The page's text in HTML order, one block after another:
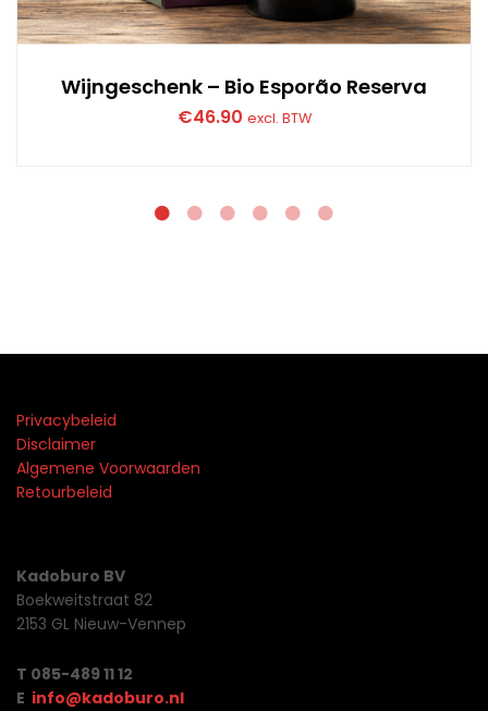
Wijngeschenk – Bio Esporão Reserva
€46.90 excl. BTW
Privacybeleid
Disclaimer
Algemene Voorwaarden
Retourbeleid
Kadoburo BV
Boekweitstraat 82
2153 GL Nieuw-Vennep
T 085-489 11 12
E info@kadoburo.nl